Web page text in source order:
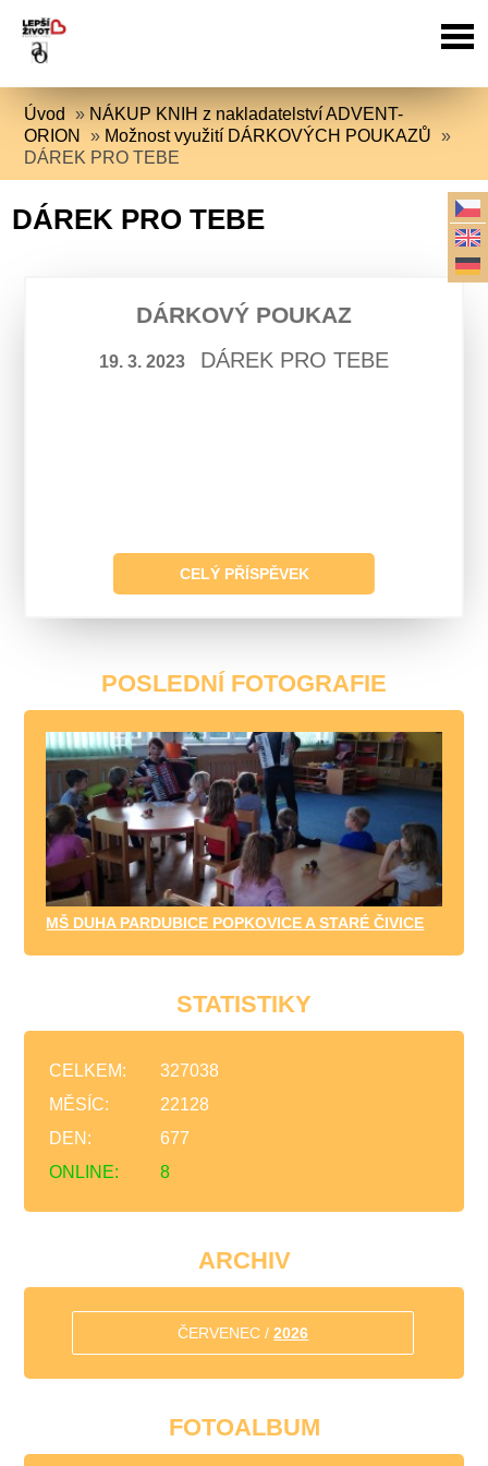
Úvod » NÁKUP KNIH z nakladatelství ADVENT-
ORION
» Možnost využití DÁRKOVÝCH POUKAZŮ »
DÁREK PRO TEBE
DÁREK PRO TEBE
DÁRKOVÝ POUKAZ
19. 3. 2023 DÁREK PRO TEBE
CELÝ PŘÍSPĚVEK
POSLEDNÍ FOTOGRAFIE
MŠ DUHA PARDUBICE POPKOVICE A STARÉ ČIVICE
STATISTIKY
ONLINE: 8
CELKEM:
327038
MĚSÍC:
22128
DEN:
677
ARCHIV
ČERVENEC /2026
FOTOALBUM